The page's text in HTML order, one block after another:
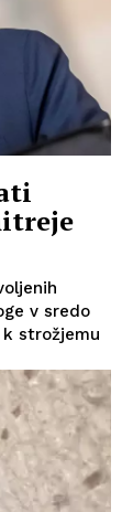
v sredo
k strožjemu